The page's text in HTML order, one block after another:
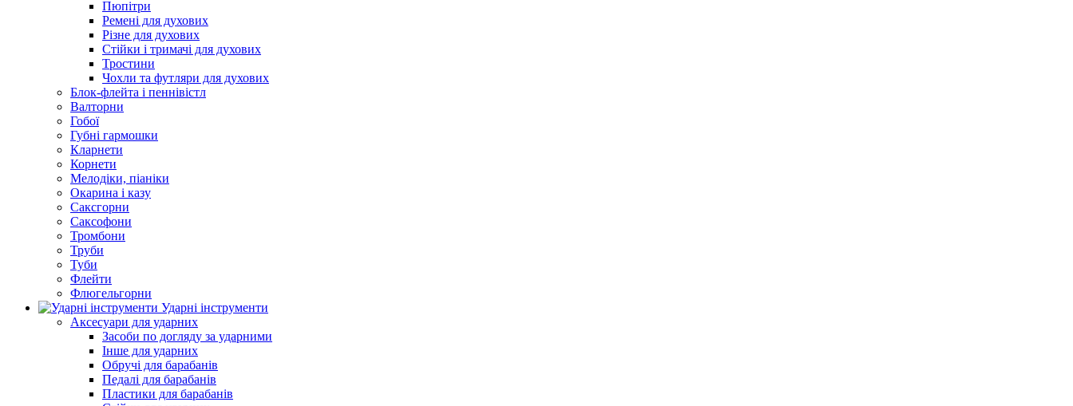
Пюпітри
Ремені для духових
Різне для духових
Стійки і тримачі для духових
Тростини
Чохли та футляри для духових
Блок-флейта і пеннівістл
Валторни
Гобої
Губні гармошки
Кларнети
Корнети
Мелодіки, піаніки
Окарина і казу
Саксгорни
Саксофони
Тромбони
Труби
Туби
Флейти
Флюгельгорни
Ударні інструменти
Аксесуари для ударних
Засоби по догляду за ударними
Інше для ударних
Обручі для барабанів
Педалі для барабанів
Пластики для барабанів